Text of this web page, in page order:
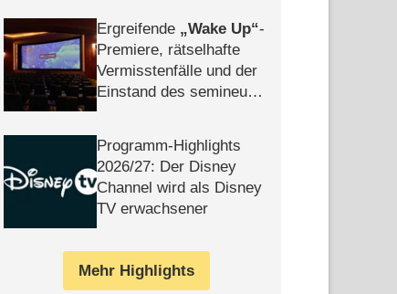
Ergreifende
Wake Up -
Premiere, rätselhafte
Vermisstenfälle und der
Einstand des semineuen
Programm-Highlights
2026/​27: Der Disney
Channel wird als Disney
TV erwachsener
Mehr Highlights